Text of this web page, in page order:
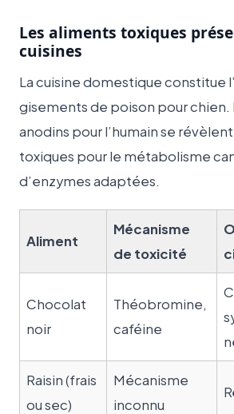
Les aliments toxiques
cuisines
La cuisine domestique constitue
gisements de poison pour chien.
anodins pour l’humain se
toxiques pour le métabolisme
d’enzymes adaptées.
Aliment
Mécanisme
de toxicité
Chocolat
noir
Théobromine,
caféine
Raisin (frais
ou sec)
Mécanisme
inconnu